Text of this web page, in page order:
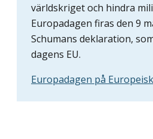
världskriget och hindra
Europadagen firas den 9
Schumans deklaration,
dagens EU.
Europadagen på